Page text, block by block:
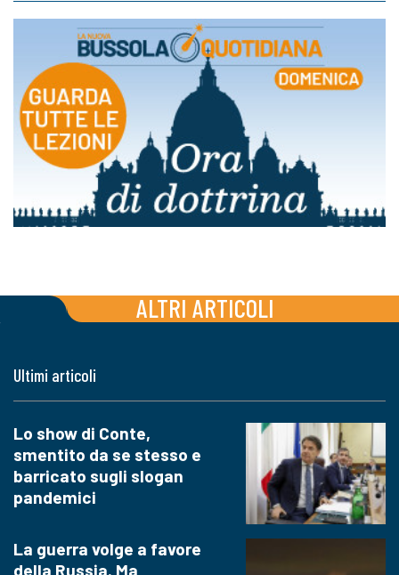
ALTRI ARTICOLI
Ultimi articoli
Lo show di Conte,
smentito da se stesso e
barricato sugli slogan
pandemici
La guerra volge a favore
della Russia. Ma